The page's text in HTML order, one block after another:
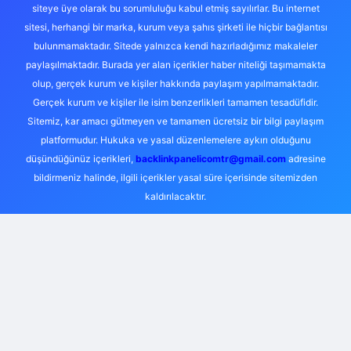
siteye üye olarak bu sorumluluğu kabul etmiş sayılırlar. Bu internet
sitesi, herhangi bir marka, kurum veya şahıs şirketi ile hiçbir bağlantısı
bulunmamaktadır. Sitede yalnızca kendi hazırladığımız makaleler
paylaşılmaktadır. Burada yer alan içerikler haber niteliği taşımamakta
olup, gerçek kurum ve kişiler hakkında paylaşım yapılmamaktadır.
Gerçek kurum ve kişiler ile isim benzerlikleri tamamen tesadüfidir.
Sitemiz, kar amacı gütmeyen ve tamamen ücretsiz bir bilgi paylaşım
platformudur. Hukuka ve yasal düzenlemelere aykırı olduğunu
düşündüğünüz içerikleri, backlinkpanelicomtr@gmail.comadresine
bildirmeniz halinde, ilgili içerikler yasal süre içerisinde sitemizden
kaldırılacaktır.